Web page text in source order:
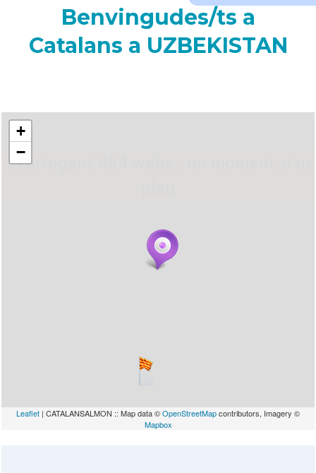
Benvingudes/ts a
Catalans a UZBEKISTAN
... carregant 484 webs... un moment si us
+
−
Leaflet | CATALANSALMON :: Map data ©OpenStreetMapcontributors, Imagery ©
Mapbox